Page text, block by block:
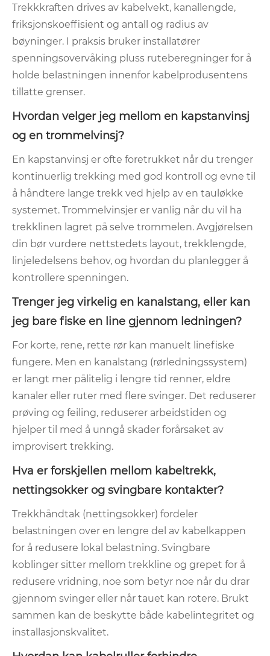
Trekkkraften drives av kabelvekt, kanallengde,
friksjonskoeffisient og antall og radius av
bøyninger. I praksis bruker installatører
spenningsovervåking pluss ruteberegninger for å
holde belastningen innenfor kabelprodusentens
tillatte grenser.
Hvordan velger jeg mellom en kapstanvinsj
og en trommelvinsj?
En kapstanvinsj er ofte foretrukket når du trenger
kontinuerlig trekking med god kontroll og evne til
å håndtere lange trekk ved hjelp av en tauløkke
systemet. Trommelvinsjer er vanlig når du vil ha
trekklinen lagret på selve trommelen. Avgjørelsen
din bør vurdere nettstedets layout, trekklengde,
linjeledelsens behov, og hvordan du planlegger å
kontrollere spenningen.
Trenger jeg virkelig en kanalstang, eller kan
jeg bare fiske en line gjennom ledningen?
For korte, rene, rette rør kan manuelt linefiske
fungere. Men en kanalstang (rørledningssystem)
er langt mer pålitelig i lengre tid renner, eldre
kanaler eller ruter med flere svinger. Det reduserer
prøving og feiling, reduserer arbeidstiden og
hjelper til med å unngå skader forårsaket av
improvisert trekking.
Hva er forskjellen mellom kabeltrekk,
nettingsokker og svingbare kontakter?
Trekkhåndtak (nettingsokker) fordeler
belastningen over en lengre del av kabelkappen
for å redusere lokal belastning. Svingbare
koblinger sitter mellom trekkline og grepet for å
redusere vridning, noe som betyr noe når du drar
gjennom svinger eller når tauet kan rotere. Brukt
sammen kan de beskytte både kabelintegritet og
installasjonskvalitet.